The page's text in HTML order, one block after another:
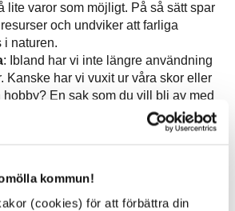
kommun!
(cookies) för att förbättra din
lite varor som möjligt. På så sätt spar
och undviker att farliga
i naturen.
: Ibland har vi inte längre användning
Kanske har vi vuxit ur våra skor eller
hobby? En sak som du vill bli av med
någon annan letar efter.
prylar till exempel genom att ge
sälja dem.
: Om återanvändning inte är